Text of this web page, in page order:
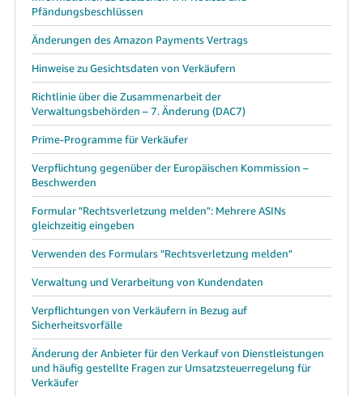
Pfändungsbeschlüssen
Änderungen des Amazon Payments Vertrags
Hinweise zu Gesichtsdaten von Verkäufern
Richtlinie über die Zusammenarbeit der
Verwaltungsbehörden – 7. Änderung (DAC7)
Prime-Programme für Verkäufer
Verpflichtung gegenüber der Europäischen Kommission –
Beschwerden
Formular "Rechtsverletzung melden": Mehrere ASINs
gleichzeitig eingeben
Verwenden des Formulars "Rechtsverletzung melden"
Verwaltung und Verarbeitung von Kundendaten
Verpflichtungen von Verkäufern in Bezug auf
Sicherheitsvorfälle
Änderung der Anbieter für den Verkauf von Dienstleistungen
und häufig gestellte Fragen zur Umsatzsteuerregelung für
Verkäufer